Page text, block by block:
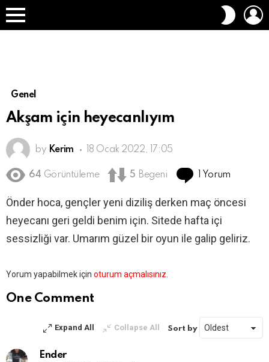
Menü
DIŞ
Genel
Akşam için heyecanlıyım
by Kerim 18 Ocak 2022, 17:05
64 Görüntüleme 5 Begeni 1 Yorum
Önder hoca, gençler yeni diziliş derken maç öncesi
heyecanı geri geldi benim için. Sitede hafta içi
sessizliği var. Umarım güzel bir oyun ile galip geliriz.
Bir
yazın
Yorum yapabilmek için oturum açmalısınız.
One Comment
Expand All Collapse All Sort by
Ender